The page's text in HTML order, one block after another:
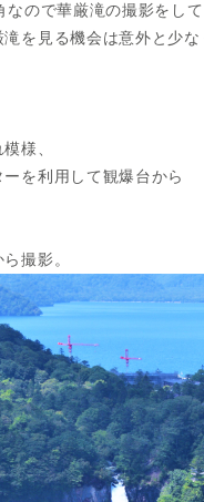
ので華厳滝の撮影をして
を見る機会は意外と少
様、
を利用して観爆台から
撮影。